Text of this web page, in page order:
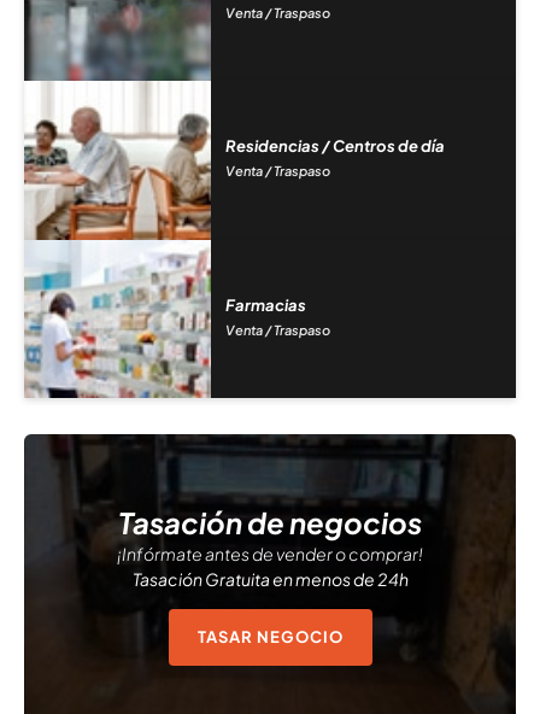
Venta / Traspaso
Residencias / Centros de día
Venta / Traspaso
Farmacias
Venta / Traspaso
Tasación de negocios
¡Infórmate antes de vender o comprar!
Tasación Gratuita en menos de 24h
TASAR NEGOCIO